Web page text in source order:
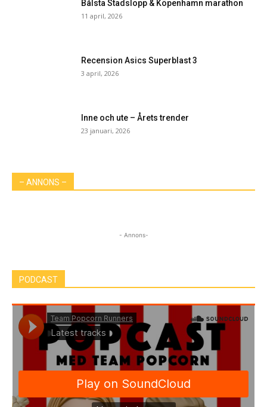
Bålsta Stadslopp & Köpenhamn marathon
11 april, 2026
Recension Asics Superblast 3
3 april, 2026
Inne och ute – Årets trender
23 januari, 2026
– ANNONS –
- Annons-
PODCAST